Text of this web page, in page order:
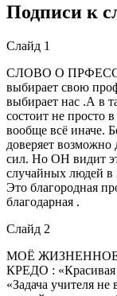
Подписи к
Слайд 1
СЛОВО О
выбирает свою
выбирает нас .А в
состоит не просто
вообще всё иначе.
доверяет
сил. Но ОН видит
случайных людей
Это благородная
благодарная .
Слайд 2
МОЁ
КРЕДО : «Красивая
«Задача учителя